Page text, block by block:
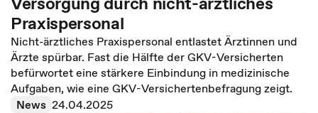
Praxispersonal
Nicht-ärztliches Praxispersonal entlastet Ärztinnen und
Ärzte spürbar. Fast die Hälfte der GKV-Versicherten
befürwortet eine stärkere Einbindung in medizinische
Aufgaben, wie eine GKV-Versichertenbefragung zeigt.
News 24.04.2025